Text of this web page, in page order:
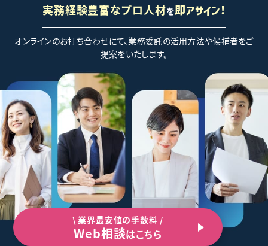
実務経験豊富なプロ人材を即アサイン!
オンラインのお打ち合わせにて、業務委託の活用方法や候補者をご
提案をいたします。
\ 業界最安値の手数料 /
Web相談はこちら